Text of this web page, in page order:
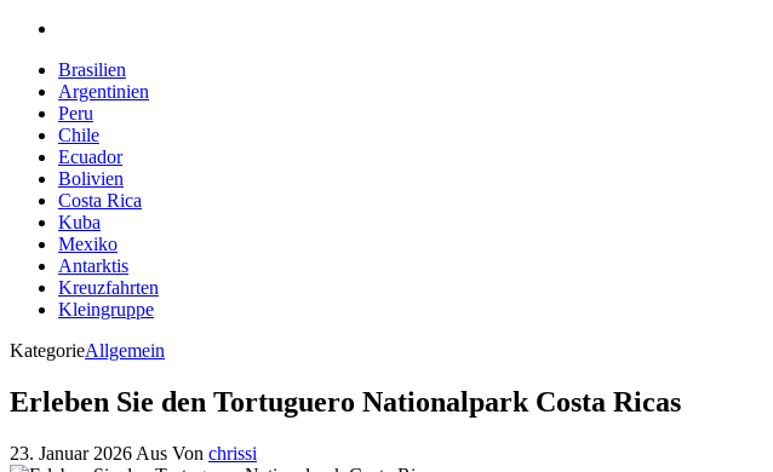
Brasilien
Argentinien
Peru
Chile
Ecuador
Bolivien
Costa Rica
Kuba
Mexiko
Antarktis
Kreuzfahrten
Kleingruppe
KategorieAllgemein
Erleben Sie den Tortuguero Nationalpark Costa Ricas
23. Januar 2026 Aus Von chrissi